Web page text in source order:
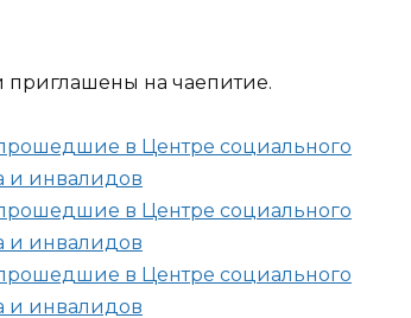
приглашены на чаепитие.